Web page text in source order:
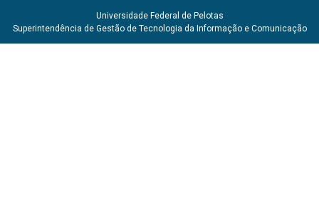
Universidade Federal de Pelotas
Superintendência de Gestão de Tecnologia da Informação e Comunicação